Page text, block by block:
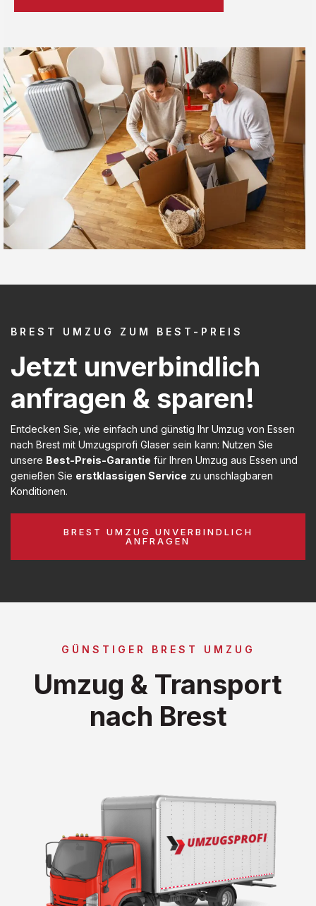
BREST UMZUG ZUM BEST-PREIS
Jetzt unverbindlich
anfragen & sparen!
Entdecken Sie, wie einfach und günstig Ihr Umzug von Essen
nach Brest mit Umzugsprofi Glaser sein kann: Nutzen Sie
unsere Best-Preis-Garantie für Ihren Umzug aus Essen und
genießen Sie erstklassigen Service zu unschlagbaren
Konditionen.
BREST UMZUG UNVERBINDLICH
ANFRAGEN
GÜNSTIGER BREST UMZUG
Umzug & Transport
nach Brest